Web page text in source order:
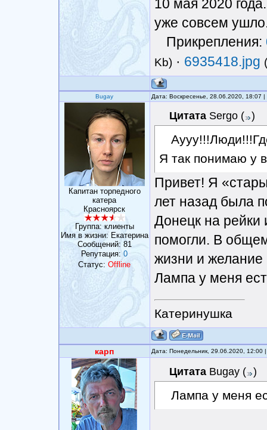
10 мая 2020
уже совсем
Прикрепления:
Kb) · 6935418.jpg
Bugay Дата: Воскресенье, 28.06.2020, 18:07
Капитан торпедного
катера
Красноярск
Группа: клиенты
Имя в жизни: Екатерина
Сообщений: 81
Репутация:0
Статус: Offline
Цитата Sergo( )
Я так понимаю у
Привет! Я
лет назад была
Донецк на рейки
помогли. В
жизни и желание
Лампа у меня
Катеринушка
карп Дата: Понедельник, 29.06.2020,
Цитата Bugay( )
Лампа у меня